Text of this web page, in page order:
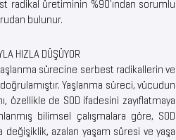
radikal üretiminin %90'ından sorumlu
bulunur.
HIZLA DÜŞÜYOR
yaşlanma sürecine serbest radikallerin ve
Yaşlanma süreci, vücudun
özellikle de SOD ifadesini zayıflatmaya
bilimsel çalışmalara göre, SOD
değişiklik, azalan yaşam süresi ve yaşa